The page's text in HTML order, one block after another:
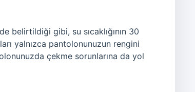
belirtildiği gibi, su sıcaklığının 30
yalnızca pantolonunuzun rengini
çekme sorunlarına da yol